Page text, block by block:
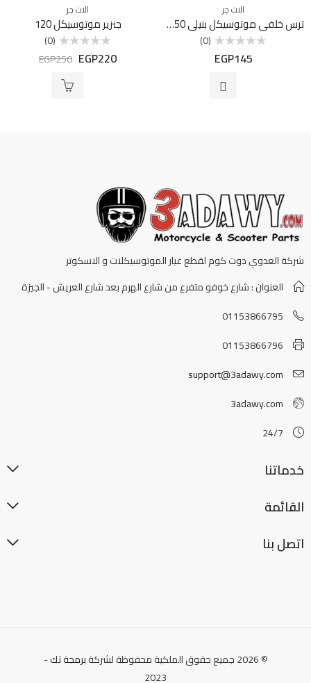
الات جر
ترس خلفي موتوسيكل بنيلي VLR SPORT 150
التقييم
(0)
EGP145
الات جر
جنزير موتوسيكل 120
التقييم
(0)
EGP220
EGP250
شركة العدوي دوت كوم لقطع غيار الموتوسيكلات و الاسكوتر
العنوان : شارع خوفو متفرع من شارع الهرم بعد شارع العريش - الجيزة
01153866795
01153866796
support@3adawy.com
3adawy.com
24/7
خدماتنا
القائمة
اتصل بنا
© 2026 جميع حقوق الملكية محفوظة لشركة برمجة تك-
2023